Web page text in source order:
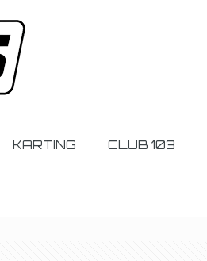
KARTING CLUB 103